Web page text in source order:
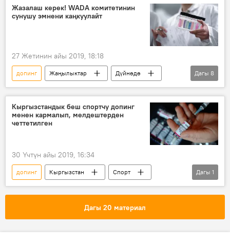
күрөш
Жазалаш керек! WADA комитетинин
сунушу эмнени каңкуулайт
27 Жетинин айы 2019, 18:18
допинг Жаңылыктар
Дүйнөдө
Саясат
Спорт
комитет
Москва
Россия
Экономика
Дагы 8
Кыргызстандык беш спортчу допинг
менен кармалып, мелдештерден
четтетилген
30 Үчтүн айы 2019, 16:34
допинг Кыргызстан
Спорт
Жаңылыктар
Дагы 1
Дагы 20 материал